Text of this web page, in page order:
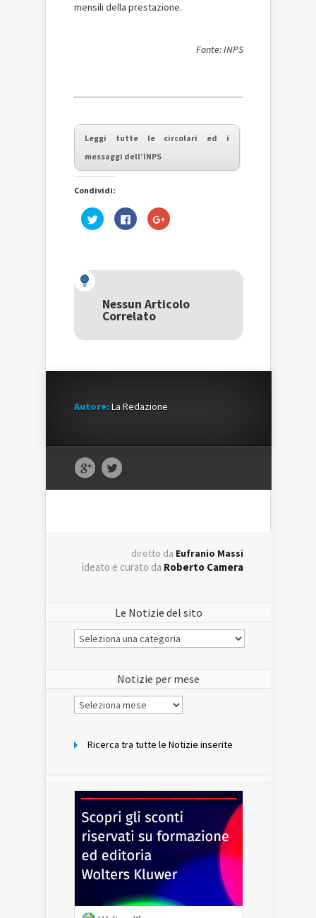
mensili della prestazione.
Fonte: INPS
Leggi tutte le circolari ed i
messaggi dell’INPS
Condividi:
Fai
clic
una
nuova
finestra)
Fai
clic
nuova
finestra)
Fai
clic
una
nuova
Nessun Articolo
Correlato
Autore:La Redazione
diretto da Eufranio Massi
ideato e curato da Roberto Camera
Le Notizie del sito
Le
Notizie
Notizie per mese
Notizie
per
Ricerca tra tutte le Notizie inserite